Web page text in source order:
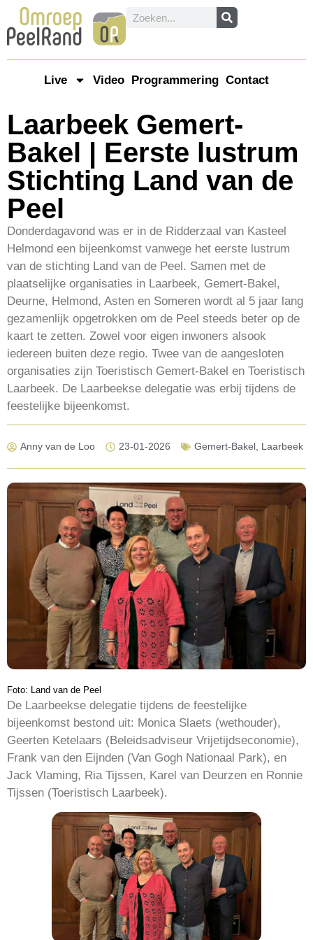
Live Video Programmering Contact
Laarbeek Gemert-
Bakel | Eerste lustrum
Stichting Land van de
Peel
Donderdagavond was er in de Ridderzaal van Kasteel
Helmond een bijeenkomst vanwege het eerste lustrum
van de stichting Land van de Peel. Samen met de
plaatselijke organisaties in Laarbeek, Gemert-Bakel,
Deurne, Helmond, Asten en Someren wordt al 5 jaar lang
gezamenlijk opgetrokken om de Peel steeds beter op de
kaart te zetten. Zowel voor eigen inwoners alsook
iedereen buiten deze regio. Twee van de aangesloten
organisaties zijn Toeristisch Gemert-Bakel en Toeristisch
Laarbeek. De Laarbeekse delegatie was erbij tijdens de
feestelijke bijeenkomst.
Anny van de Loo 23-01-2026 Gemert-Bakel, Laarbeek
Foto: Land van de Peel
De Laarbeekse delegatie tijdens de feestelijke
bijeenkomst bestond uit: Monica Slaets (wethouder),
Geerten Ketelaars (Beleidsadviseur Vrijetijdseconomie),
Frank van den Eijnden (Van Gogh Nationaal Park), en
Jack Vlaming, Ria Tijssen, Karel van Deurzen en Ronnie
Tijssen (Toeristisch Laarbeek).